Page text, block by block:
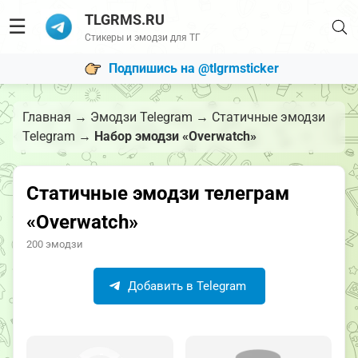
☰ TLGRMS.RU
Стикеры и эмодзи для ТГ
Подпишись на @tlgrmsticker
Главная → Эмодзи Telegram → Статичные эмодзи
Telegram → Набор эмодзи «Overwatch»
Статичные эмодзи телеграм
«Overwatch»
200 эмодзи
Добавить в Telegram